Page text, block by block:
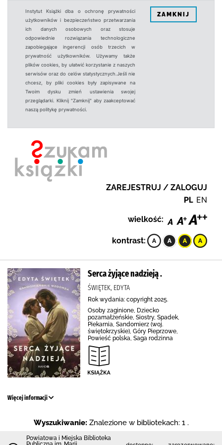
Instytut Książki dba o ochronę prywatności
użytkowników i bezpieczeństwo przetwarzania
ich danych osobowych oraz stosuje
odpowiednie rozwiązania technologiczne
zapobiegające ingerencji osób trzecich w
prywatność użytkowników. Używamy także
plików cookies, by ułatwić korzystanie z naszych
serwisów oraz do celów statystycznych.Jeśli nie
chcesz, by pliki cookies były zapisywane na
Twoim dysku zmień ustawienia swojej
przeglądarki. Kliknij "Zamknij" aby zaakceptować
naszą politykę prywatności.
ZAMKNIJ
ZAREJESTRUJ / ZALOGUJ
PL EN
wielkość:
kontrast:
Serca żyjące nadzieją .
ŚWIĘTEK, EDYTA
Rok wydania: copyright 2025.
Osoby zaginione, Dziecko
pozamałżeńskie, Siostry, Spadek,
Piekarnia, Sandomierz (woj.
świętokrzyskie), Góry Pieprzowe,
Powieść polska, Saga rodzinna
Więcej informacji
Wyszukiwanie: Znalezione w bibliotekach: 1 .
Powiatowa i Miejska Biblioteka